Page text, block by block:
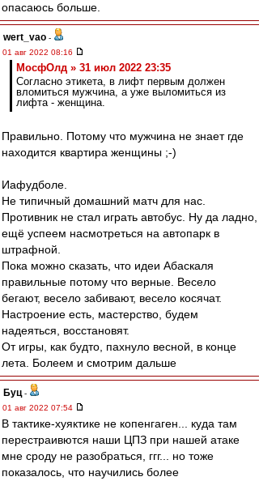
опасаюсь больше.
wert_vao -
01 авг 2022 08:16
МосфОлд » 31 июл 2022 23:35
Согласно этикета, в лифт первым должен
вломиться мужчина, а уже выломиться из
лифта - женщина.
Правильно. Потому что мужчина не знает где
находится квартира женщины ;-)
Иафудболе.
Не типичный домашний матч для нас.
Противник не стал играть автобус. Ну да ладно,
ещё успеем насмотреться на автопарк в
штрафной.
Пока можно сказать, что идеи Абаскаля
правильные потому что верные. Весело
бегают, весело забивают, весело косячат.
Настроение есть, мастерство, будем
надеяться, восстановят.
От игры, как будто, пахнуло весной, в конце
лета. Болеем и смотрим дальше
Буц -
01 авг 2022 07:54
В тактике-хуяктике не копенгаген... куда там
перестраивются наши ЦПЗ при нашей атаке
мне сроду не разобраться, ггг... но тоже
показалось, что научились более